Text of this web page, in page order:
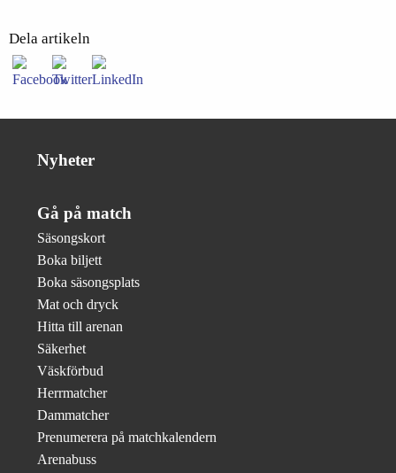
Dela artikeln
Nyheter
Gå på match
Säsongskort
Boka biljett
Boka säsongsplats
Mat och dryck
Hitta till arenan
Säkerhet
Väskförbud
Herrmatcher
Dammatcher
Prenumerera på matchkalendern
Arenabuss